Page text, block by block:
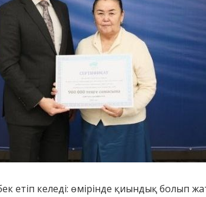
етіп келеді: өмірінде қиындық болып